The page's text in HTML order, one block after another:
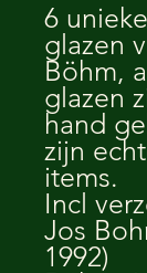
6
glazen
Böhm,
glazen
hand
zijn
items.
Incl
Jos
1992)